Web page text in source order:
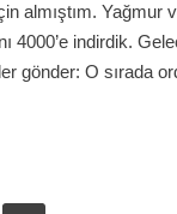
almıştım. Yağmur
4000’e indirdik.
gönder: O sırada